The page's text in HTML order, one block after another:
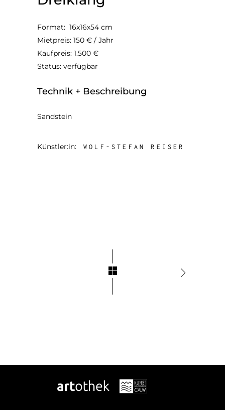
Format: 16x16x54 cm
Mietpreis: 150 € / Jahr
Kaufpreis: 1.500 €
Status: verfügbar
Technik + Beschreibung
Sandstein
Künstler:in: WOLF-STEFAN REISER